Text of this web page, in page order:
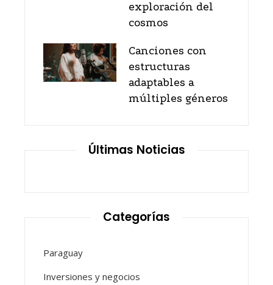
exploración del
cosmos
Canciones con
estructuras
adaptables a
múltiples géneros
Últimas Noticias
Categorías
Paraguay
Inversiones y negocios